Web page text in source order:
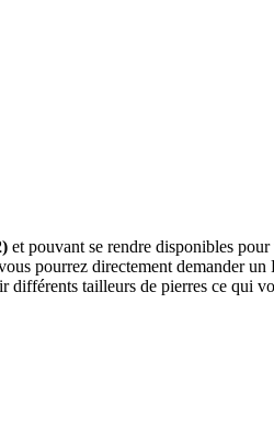
et pouvant se rendre disponibles
pourrez directement demander
tailleurs de pierres ce qui